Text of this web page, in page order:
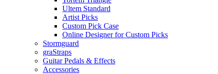
Ultem Standard
Artist Picks
Custom Pick Case
Online Designer for Custom Picks
Stormguard
graStraps
Guitar Pedals & Effects
Accessories